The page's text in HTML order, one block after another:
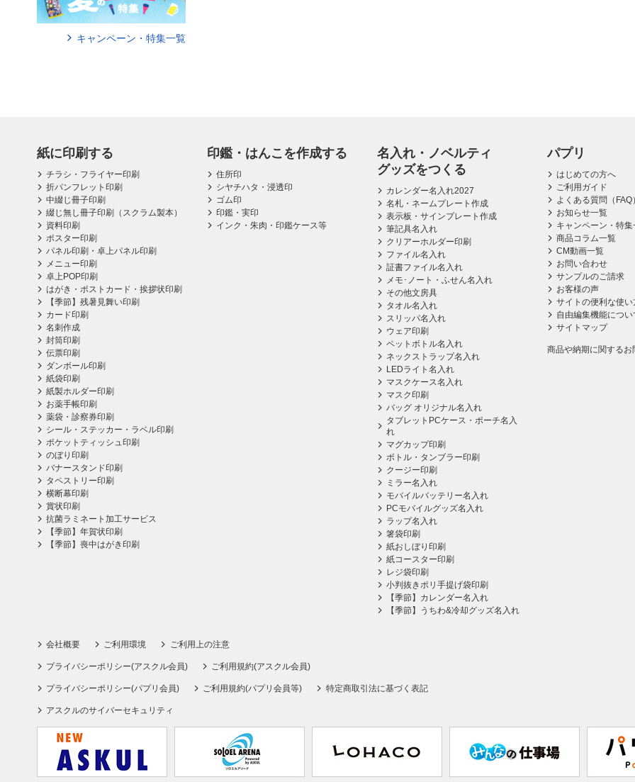
キャンペーン・特集一覧
紙に印刷する
チラシ・フライヤー印刷
折パンフレット印刷
中綴じ冊子印刷
綴じ無し冊子印刷（スクラム製本）
資料印刷
ポスター印刷
パネル印刷・卓上パネル印刷
メニュー印刷
卓上POP印刷
はがき・ポストカード・挨拶状印刷
【季節】残暑見舞い印刷
カード印刷
名刺作成
封筒印刷
伝票印刷
ダンボール印刷
紙袋印刷
紙製ホルダー印刷
お薬手帳印刷
薬袋・診察券印刷
シール・ステッカー・ラベル印刷
ポケットティッシュ印刷
のぼり印刷
バナースタンド印刷
タペストリー印刷
横断幕印刷
賞状印刷
抗菌ラミネート加工サービス
【季節】年賀状印刷
【季節】喪中はがき印刷
印鑑・はんこを作成する
住所印
シヤチハタ・浸透印
ゴム印
印鑑・実印
インク・朱肉・印鑑ケース等
名入れ・ノベルティ
グッズをつくる
カレンダー名入れ2027
名札・ネームプレート作成
表示板・サインプレート作成
筆記具名入れ
クリアーホルダー印刷
ファイル名入れ
証書ファイル名入れ
メモ･ノート・ふせん名入れ
その他文房具
タオル名入れ
スリッパ名入れ
ウェア印刷
ペットボトル名入れ
ネックストラップ名入れ
LEDライト名入れ
マスクケース名入れ
マスク印刷
バッグ オリジナル名入れ
タブレットPCケース・ポーチ名入
れ
マグカップ印刷
ボトル・タンブラー印刷
クージー印刷
ミラー名入れ
モバイルバッテリー名入れ
PCモバイルグッズ名入れ
ラップ名入れ
箸袋印刷
紙おしぼり印刷
紙コースター印刷
レジ袋印刷
小判抜きポリ手提げ袋印刷
【季節】カレンダー名入れ
【季節】うちわ&冷却グッズ名入れ
パプリ
はじめての方へ
ご利用ガイド
よくある質問（FAQ
お知らせ一覧
キャンペーン・特集
商品コラム一覧
CM動画一覧
お問い合わせ
サンプルのご請求
お客様の声
サイトの便利な使い
自由編集機能につい
サイトマップ
商品や納期に関するお
会社概要 ご利用環境 ご利用上の注意
プライバシーポリシー(アスクル会員) ご利用規約(アスクル会員)
プライバシーポリシー(パプリ会員) ご利用規約(パプリ会員等) 特定商取引法に基づく表記
アスクルのサイバーセキュリティ